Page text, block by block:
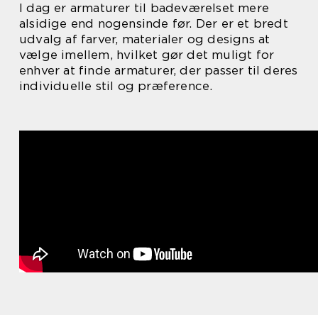
I dag er armaturer til badeværelset mere
alsidige end nogensinde før. Der er et bredt
udvalg af farver, materialer og designs at
vælge imellem, hvilket gør det muligt for
enhver at finde armaturer, der passer til deres
individuelle stil og præference.